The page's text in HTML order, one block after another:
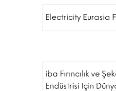
Electricity Eurasia
iba Fırıncılık ve
Endüstrisi Için